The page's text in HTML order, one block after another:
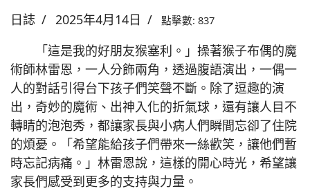
日誌 2025年4月14日 點擊數: 837
「這是我的好朋友猴塞利。」操著猴子布偶的魔
術師林雷恩，一人分飾兩角，透過腹語演出，一偶一
人的對話引得台下孩子們笑聲不斷。除了逗趣的演
出，奇妙的魔術、出神入化的折氣球，還有讓人目不
轉睛的泡泡秀，都讓家長與小病人們瞬間忘卻了住院
的煩憂。「希望能給孩子們帶來一絲歡笑，讓他們暫
時忘記病痛。」林雷恩說，這樣的開心時光，希望讓
家長們感受到更多的支持與力量。